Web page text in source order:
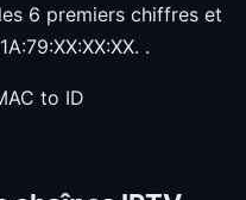
6 premiers chiffres et
.